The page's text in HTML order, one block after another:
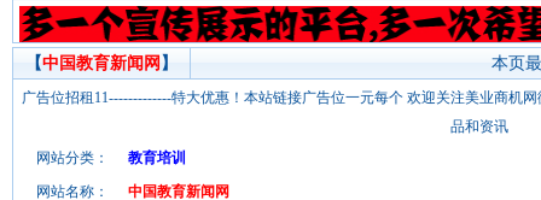
本页
【中国教育新闻网 】
广告位招租11-------------特大优惠！本站链接广告位一元每个 欢迎关注美业商机
品和资讯
网站分类：
教育培训
网站名称：
中国教育新闻网